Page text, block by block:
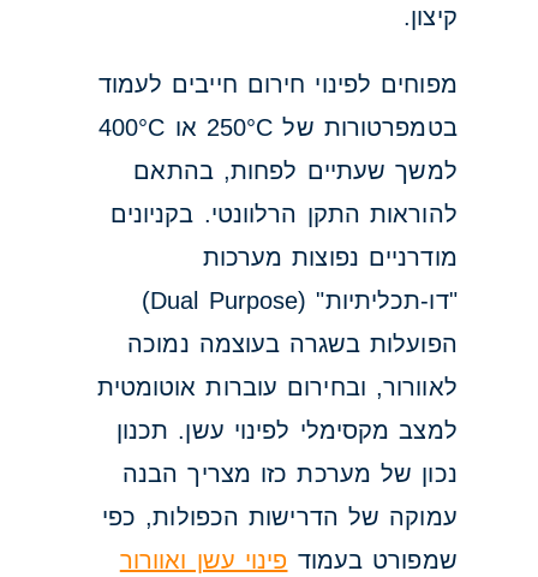
קיצון.
מפוחים לפינוי חירום חייבים לעמוד
בטמפרטורות של 250°C או 400°C
למשך שעתיים לפחות, בהתאם
להוראות התקן הרלוונטי. בקניונים
מודרניים נפוצות מערכות
"דו-תכליתיות" (Dual Purpose)
הפועלות בשגרה בעוצמה נמוכה
לאוורור, ובחירום עוברות אוטומטית
למצב מקסימלי לפינוי עשן. תכנון
נכון של מערכת כזו מצריך הבנה
עמוקה של הדרישות הכפולות, כפי
שמפורט בעמוד פינוי עשן ואוורור